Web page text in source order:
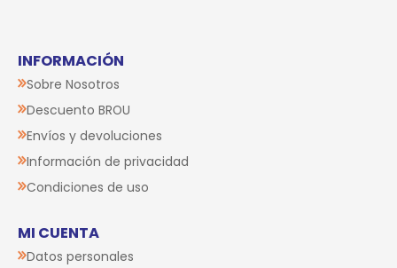
INFORMACIÓN
Sobre Nosotros
Descuento BROU
Envíos y devoluciones
Información de privacidad
Condiciones de uso
MI CUENTA
Datos personales